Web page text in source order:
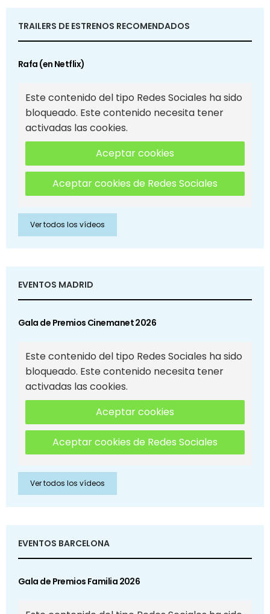
TRAILERS DE ESTRENOS RECOMENDADOS
Rafa (en Netflix)
Este contenido del tipo Redes Sociales ha sido
bloqueado. Este contenido necesita tener
activadas las cookies.
Aceptar cookies
Aceptar cookies de Redes Sociales
Ver todos los vídeos
EVENTOS MADRID
Gala de Premios Cinemanet 2026
Este contenido del tipo Redes Sociales ha sido
bloqueado. Este contenido necesita tener
activadas las cookies.
Aceptar cookies
Aceptar cookies de Redes Sociales
Ver todos los vídeos
EVENTOS BARCELONA
Gala de Premios Familia 2026